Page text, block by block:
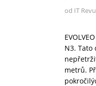
od IT
N3. Tato
metrů.